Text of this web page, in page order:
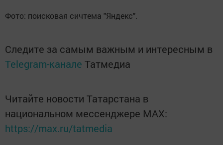
Фото: поисковая сичтема "Яндекс".
Следите за самым важным и интересным в
Telegram-канале Татмедиа
Читайте новости Татарстана в
национальном мессенджере MАХ:
https://max.ru/tatmedia